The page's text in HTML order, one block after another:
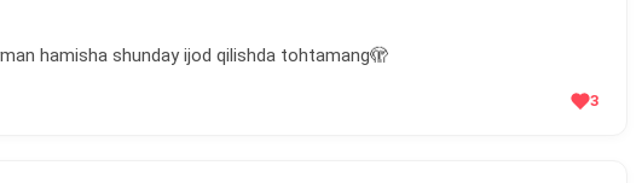
hamisha shunday ijod qilishda tohtamang🫣
3